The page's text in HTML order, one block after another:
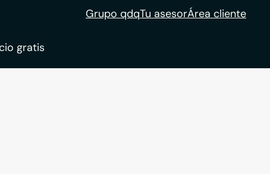
Grupo qdqTu asesorÁrea cliente
gratis